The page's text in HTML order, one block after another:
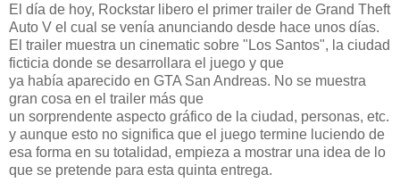
El día de hoy, Rockstar libero el primer trailer de Grand Theft
Auto V el cual se venía anunciando desde hace unos días.
El trailer muestra un cinematic sobre "Los Santos", la ciudad
ficticia donde se desarrollara el juego y que
ya había aparecido en GTA San Andreas. No se muestra
gran cosa en el trailer más que
un sorprendente aspecto gráfico de la ciudad, personas, etc.
y aunque esto no significa que el juego termine luciendo de
esa forma en su totalidad, empieza a mostrar una idea de lo
que se pretende para esta quinta entrega.